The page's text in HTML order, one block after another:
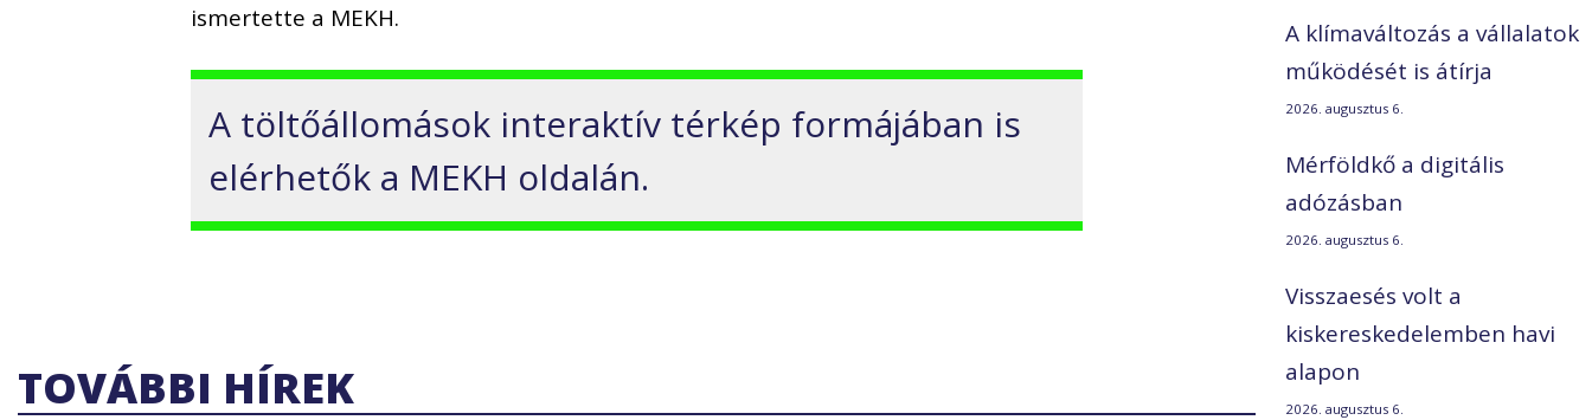
ismertette a MEKH.
A töltőállomások interaktív térkép formájában is
elérhetők a MEKH oldalán.
TOVÁBBI HÍREK
A klímaváltozás a vállalatok
működését is átírja
2026. augusztus 6.
Mérföldkő a digitális
adózásban
2026. augusztus 6.
Visszaesés volt a
kiskereskedelemben havi
alapon
2026. augusztus 6.